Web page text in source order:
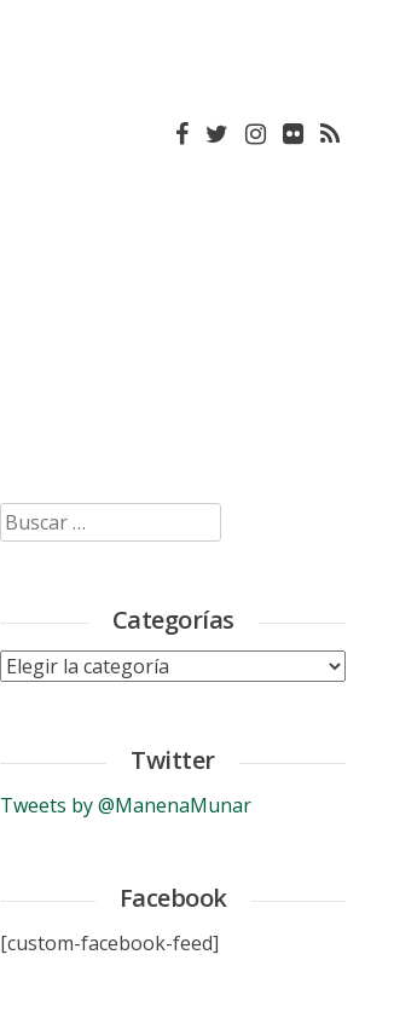
Buscar:
Categorías
Categorías
Twitter
Tweets by @ManenaMunar
Facebook
[custom-facebook-feed]